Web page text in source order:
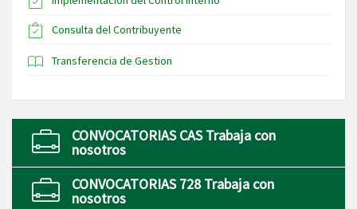
Consulta del Contribuyente
Transferencia de Gestion
CONVOCATORIAS CAS Trabaja con
nosotros
CONVOCATORIAS 728 Trabaja con
nosotros